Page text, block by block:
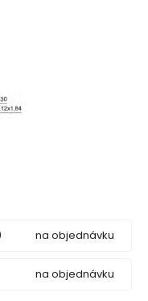
na objednávku
na objednávku